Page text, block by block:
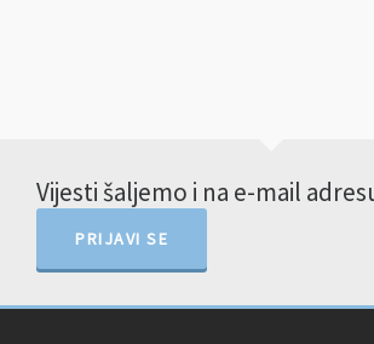
Vijesti šaljemo i na e-mail
PRIJAVI SE